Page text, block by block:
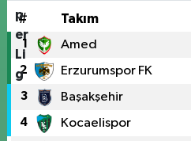
# Takım
1 Amed
2 Erzurumspor FK
3 Başakşehir
4 Kocaelispor